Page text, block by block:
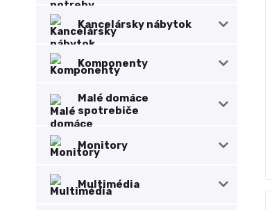
Kancelársky nábytok
Komponenty
Malé domáce
spotrebiče
Monitory
Multimédia